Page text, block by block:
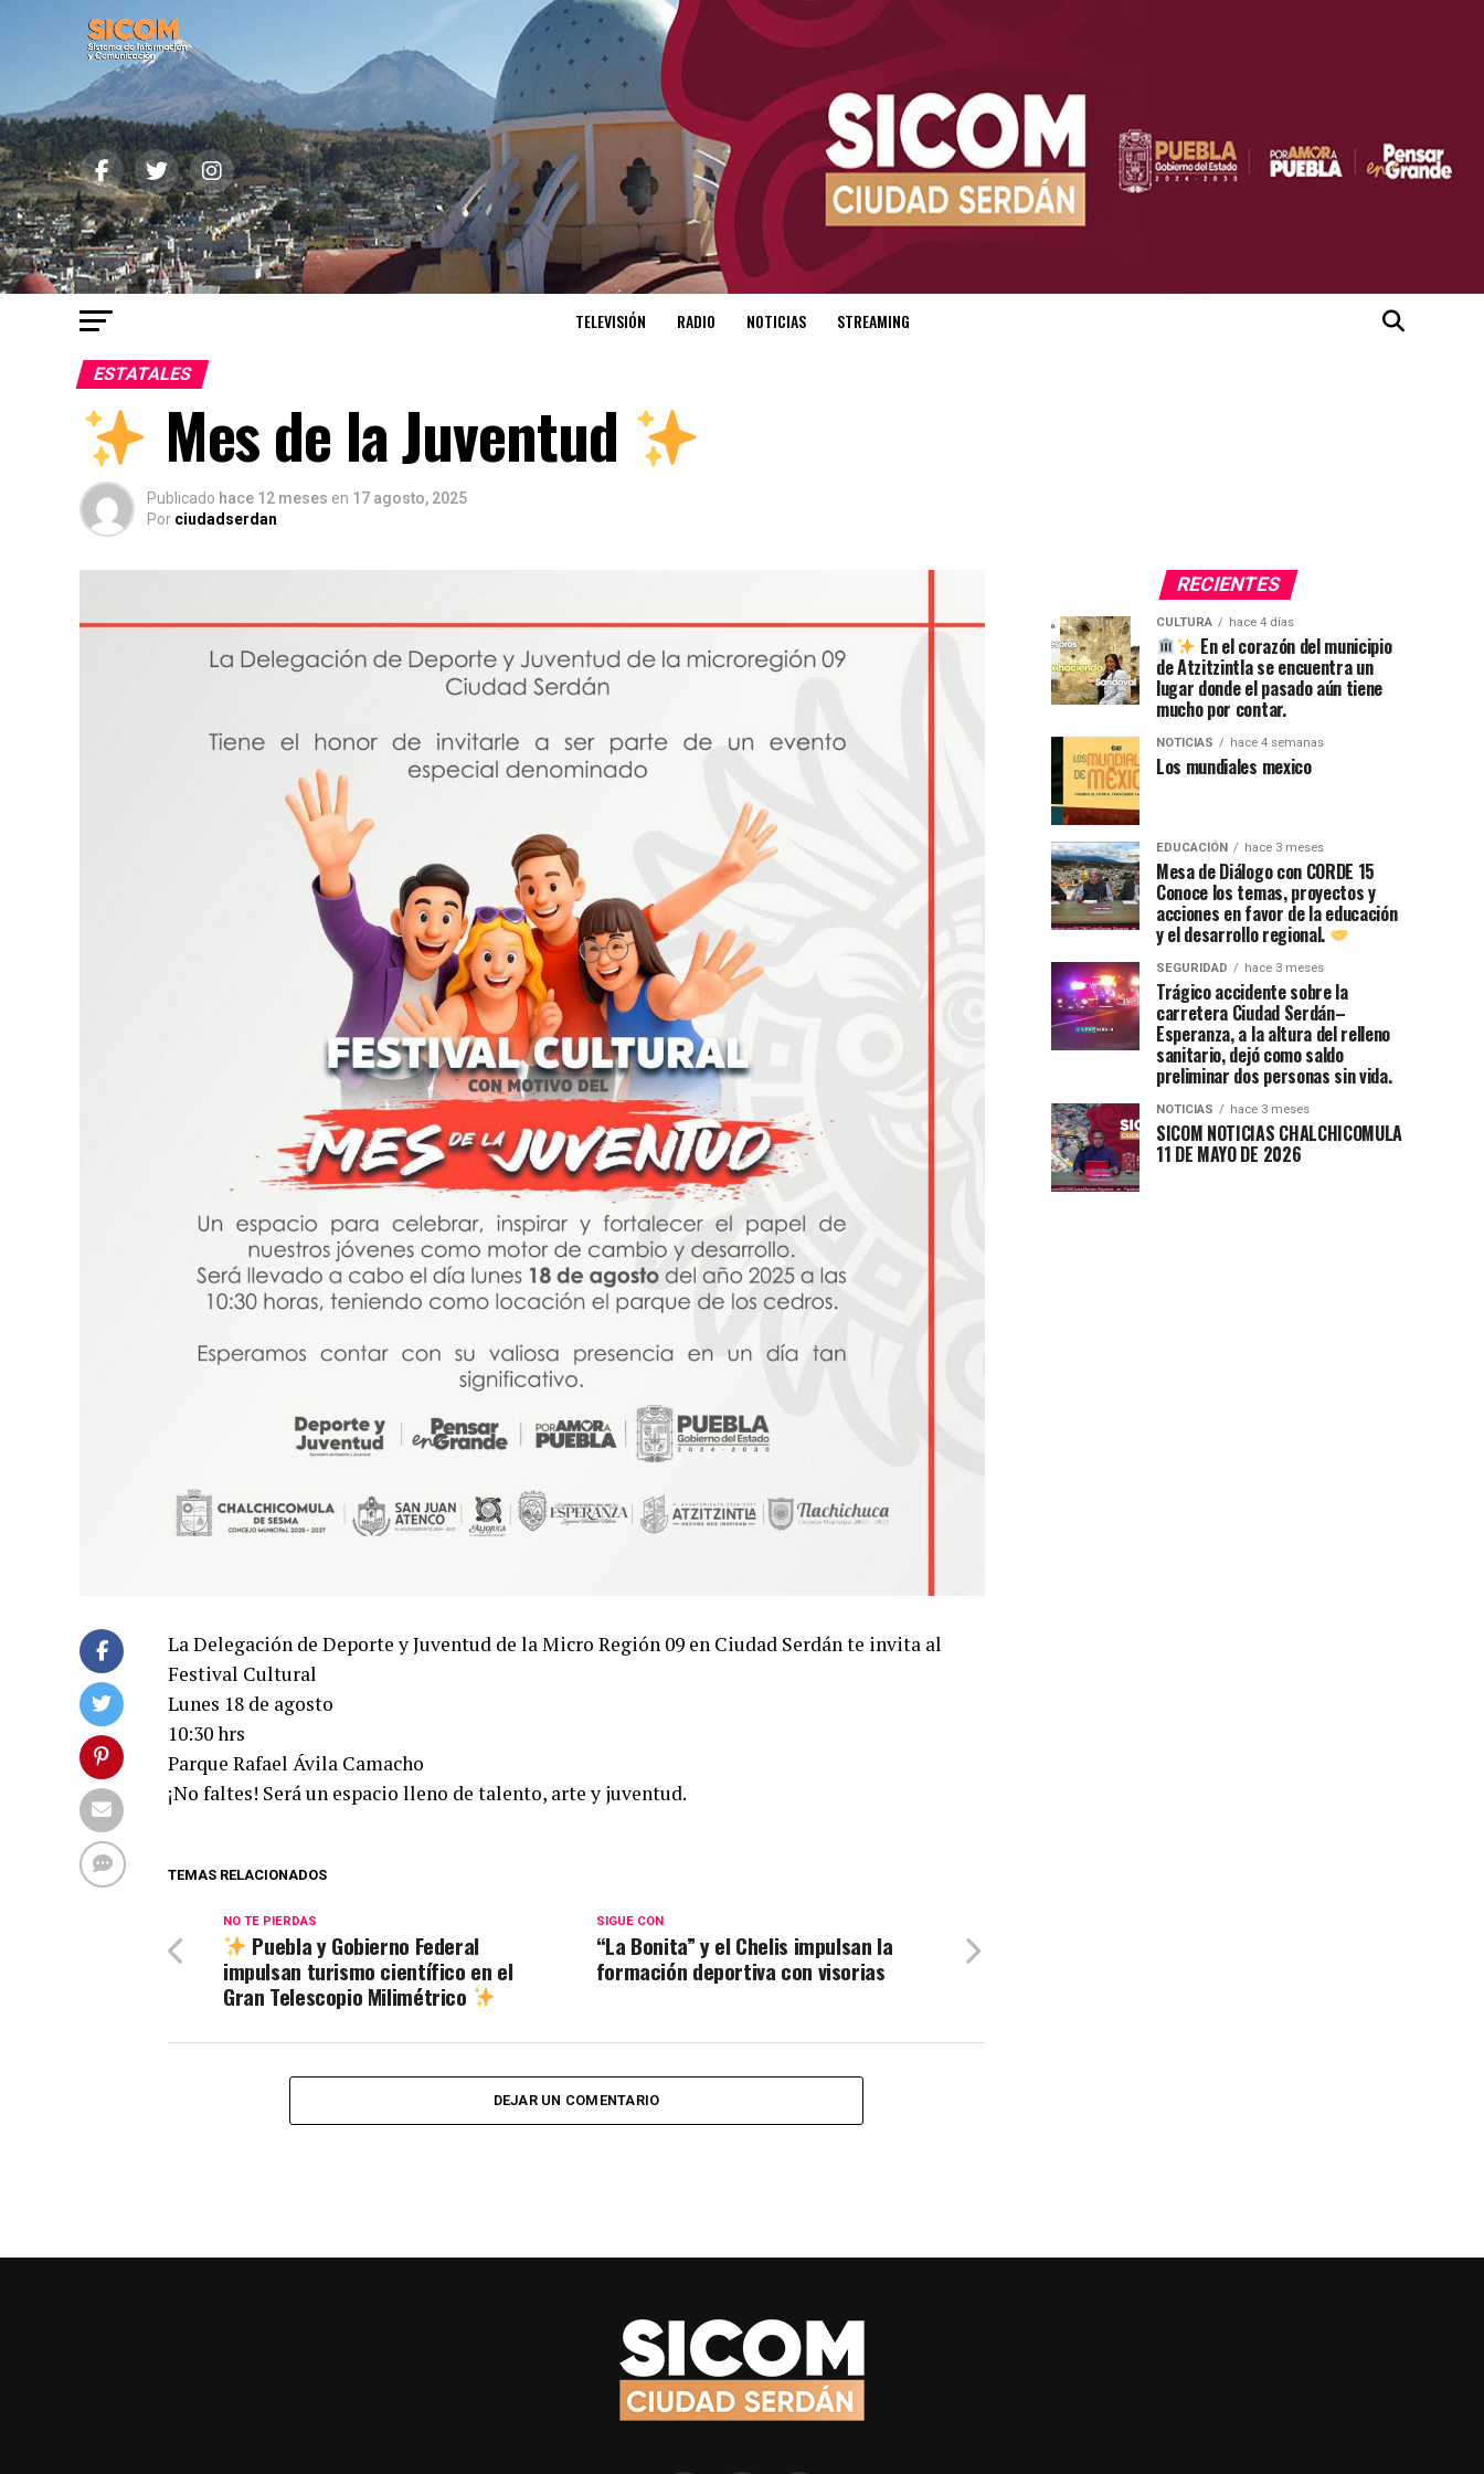
TELEVISIÓN RADIO NOTICIAS STREAMING
ESTATALES
Mes de la Juventud
Publicado hace 12 meses en 17 agosto, 2025
Por ciudadserdan
La Delegación de Deporte y Juventud de la Micro Región 09 en Ciudad Serdán te invita al
Festival Cultural
Lunes 18 de agosto
10:30 hrs
Parque Rafael Ávila Camacho
¡No faltes! Será un espacio lleno de talento, arte y juventud.
TEMAS RELACIONADOS
SIGUE CON
“La Bonita” y el Chelis impulsan la
formación deportiva con visorias
NO TE PIERDAS
Puebla y Gobierno Federal
impulsan turismo científico en el
Gran Telescopio Milimétrico
DEJAR UN COMENTARIO
RECIENTES
CULTURA hace 4 días
En el corazón del municipio
de Atzitzintla se encuentra un
lugar donde el pasado aún tiene
mucho por contar.
NOTICIAS hace 4 semanas
Los mundiales mexico
EDUCACIÓN hace 3 meses
Mesa de Diálogo con CORDE 15
Conoce los temas, proyectos y
acciones en favor de la educación
y el desarrollo regional.
SEGURIDAD hace 3 meses
Trágico accidente sobre la
carretera Ciudad Serdán–
Esperanza, a la altura del relleno
sanitario, dejó como saldo
preliminar dos personas sin vida.
NOTICIAS hace 3 meses
SICOM NOTICIAS CHALCHICOMULA
11 DE MAYO DE 2026